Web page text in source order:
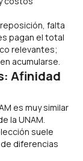
falta
pagan el total
relevantes;
acumularse.
Afinidad
es muy similar
la UNAM.
suele
diferencias